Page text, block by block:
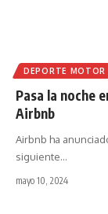
DEPORTE MOTOR
Pasa la noche
Airbnb
Airbnb ha
siguiente…
mayo 10, 2024